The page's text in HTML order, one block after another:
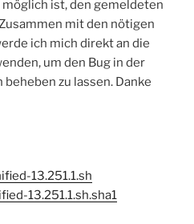
ist, den gemeldeten
mit den nötigen
ich mich direkt an die
um den Bug in der
zu lassen. Danke
13.251.1.sh
13.251.1.sh.sha1